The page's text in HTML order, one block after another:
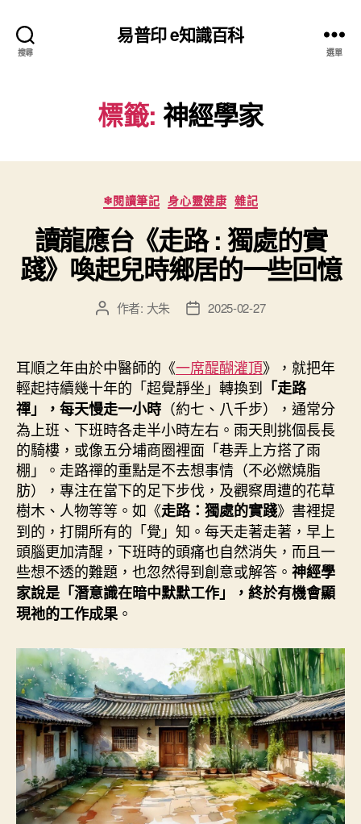
搜尋
易普印 e知識百科
選單
標籤: 神經學家
分
類
❄閱讀筆記 身心靈健康 雜記
讀龍應台《走路 : 獨處的實
踐》喚起兒時鄉居的一些回憶
文
者
作者: 大朱
文
佈
日
期
2025-02-27
耳順之年由於中醫師的《一席醍醐灌頂》，就把年
輕起持續幾十年的「超覺靜坐」轉換到 「走路
禪」，每天慢走一小時 （約七、八千步），通常分
為上班、下班時各走半小時左右。雨天則挑個長長
的騎樓，或像五分埔商圈裡面「巷弄上方搭了雨
棚」。走路禪的重點是不去想事情（不必燃燒脂
肪），專注在當下的足下步伐，及觀察周遭的花草
樹木、人物等等。如《走路：獨處的實踐》書裡提
到的，打開所有的「覺」知。每天走著走著，早上
頭腦更加清醒，下班時的頭痛也自然消失，而且一
些想不透的難題，也忽然得到創意或解答。 神經學
家說是「潛意識在暗中默默工作」，終於有機會顯
現祂的工作成果 。